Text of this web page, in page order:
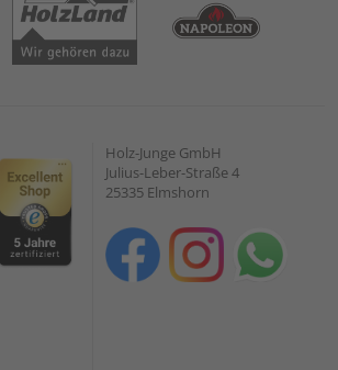
Holz-Junge GmbH
Julius-Leber-Straße 4
25335 Elmshorn